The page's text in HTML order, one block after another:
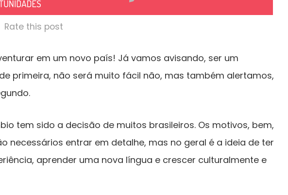
Rate this post
em um novo país! Já vamos avisando, ser um
primeira, não será muito fácil não, mas também alertamos,
tem sido a decisão de muitos brasileiros. Os motivos, bem,
necessários entrar em detalhe, mas no geral é a ideia de ter
aprender uma nova língua e crescer culturalmente e